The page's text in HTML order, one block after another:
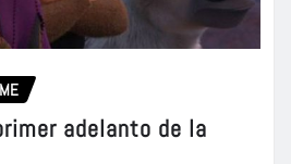
adelanto de la